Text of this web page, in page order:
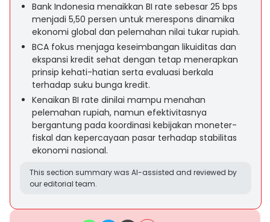
Bank Indonesia menaikkan BI rate sebesar 25 bps
menjadi 5,50 persen untuk merespons dinamika
ekonomi global dan pelemahan nilai tukar rupiah.
BCA fokus menjaga keseimbangan likuiditas dan
ekspansi kredit sehat dengan tetap menerapkan
prinsip kehati-hatian serta evaluasi berkala
terhadap suku bunga kredit.
Kenaikan BI rate dinilai mampu menahan
pelemahan rupiah, namun efektivitasnya
bergantung pada koordinasi kebijakan moneter-
fiskal dan kepercayaan pasar terhadap stabilitas
ekonomi nasional.
This section summary was AI-assisted and reviewed by
our editorial team.